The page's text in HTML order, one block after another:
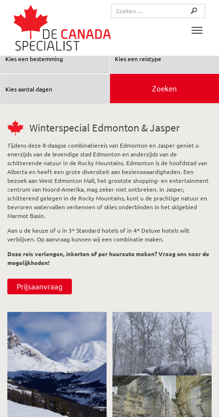
Winterspecial Edmonton & Jasper
Tijdens deze 8-daagse combinatiereis van Edmonton en Jasper geniet u
enerzijds van de levendige stad Edmonton en anderzijds van de
schitterende natuur in de Rocky Mountains. Edmonton is de hoofdstad van
Alberta en heeft een grote diversiteit aan bezienswaardigheden. Een
bezoek aan West Edmonton Mall, het grootste shopping- en entertainment
centrum van Noord-Amerika, mag zeker niet ontbreken. In Jasper,
schitterend gelegen in de Rocky Mountains, kunt u de prachtige natuur en
bevroren watervallen verkennen of skies onderbinden in het skigebied
Marmot Basin.
Aan u de keuze of u in 3* Standard hotels of in 4* Deluxe hotels wilt
verblijven. Op aanvraag kunnen wij een combinatie maken.
Deze reis verlengen, inkorten of per huurauto maken? Vraag ons naar de
mogelijkheden!
Prijsaanvraag